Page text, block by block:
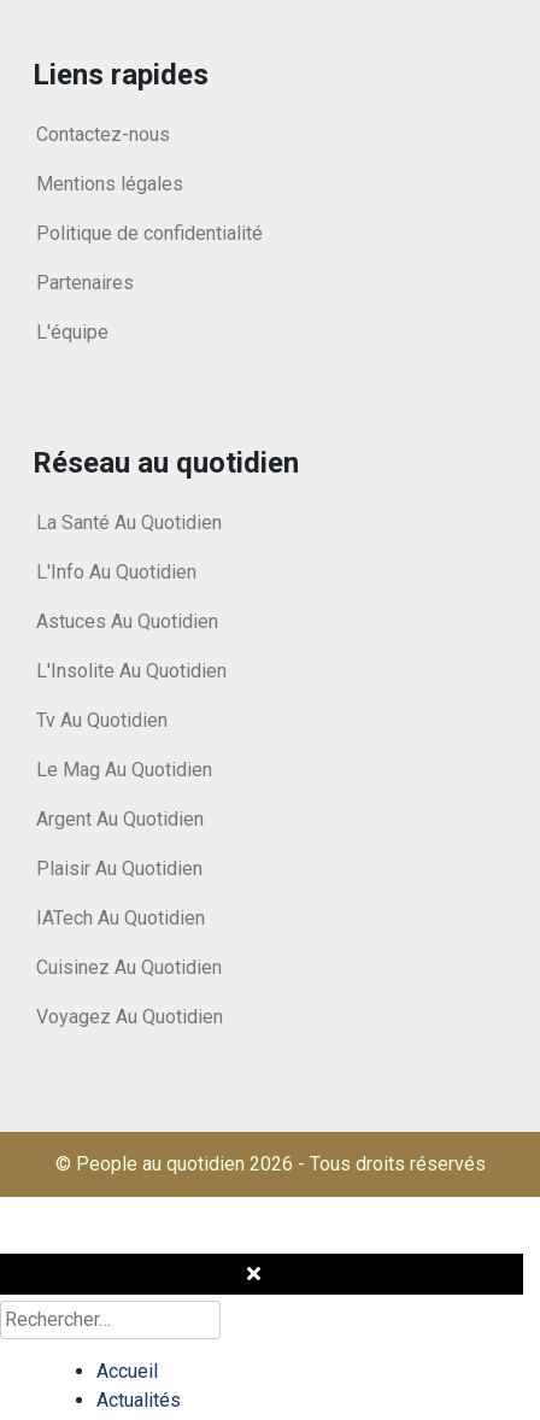
Liens rapides
Contactez-nous
Mentions légales
Politique de confidentialité
Partenaires
L'équipe
Réseau au quotidien
La Santé Au Quotidien
L'Info Au Quotidien
Astuces Au Quotidien
L'Insolite Au Quotidien
Tv Au Quotidien
Le Mag Au Quotidien
Argent Au Quotidien
Plaisir Au Quotidien
IATech Au Quotidien
Cuisinez Au Quotidien
Voyagez Au Quotidien
© People au quotidien 2026 - Tous droits réservés
Rechercher :
Accueil
Actualités